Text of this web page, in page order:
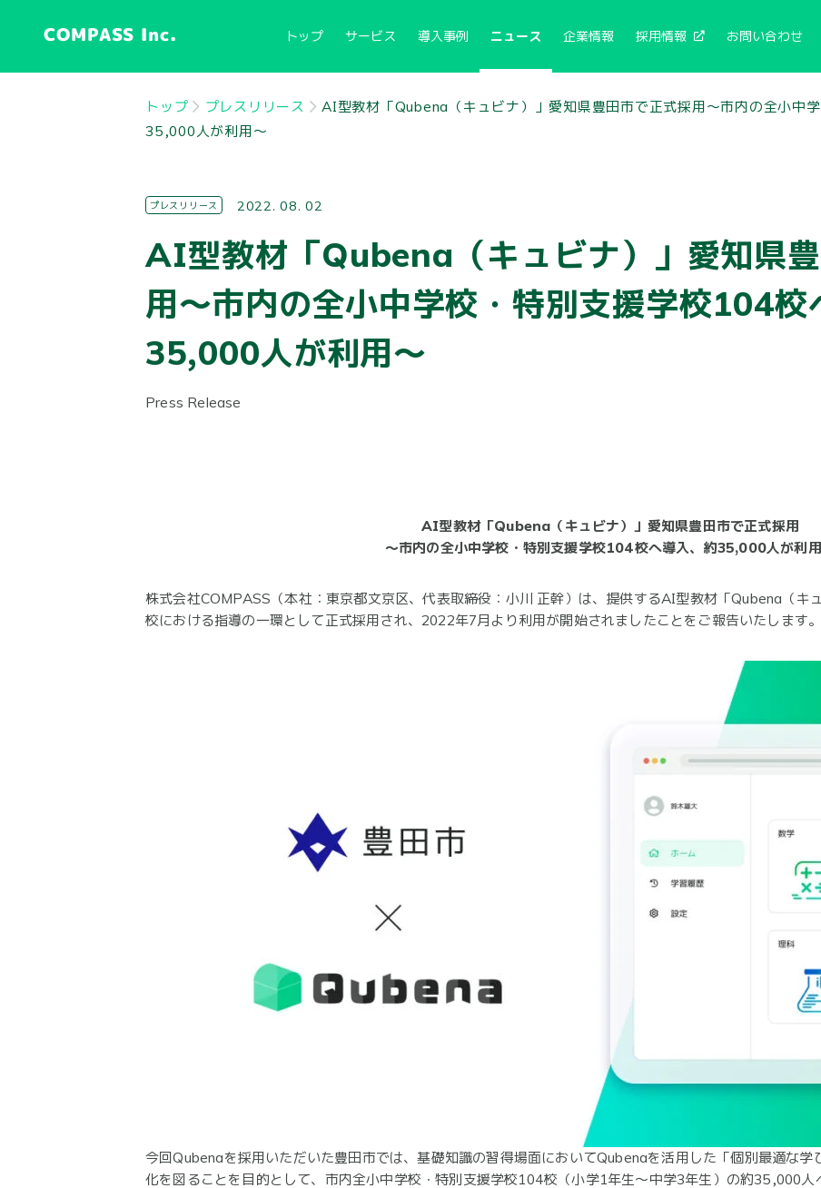
COMPASS Inc. トップ サービス 導入事例 ニュース 企業情報 採用情報 お問い合わせ
トップ プレスリリース
AI型教材「Qubena（キュビナ）」愛知県豊田市で正式採用〜市内の全小中
35,000人が利用〜
プレスリリース 2022. 08. 02
AI型教材「Qubena（キュビナ）」愛知県
用〜市内の全小中学校・特別支援学校104校
35,000人が利用〜
Press Release
AI型教材「Qubena（キュビナ）」愛知県豊田市で正式採用
〜市内の全小中学校・特別支援学校104校へ導入、約35,000人が利
株式会社COMPASS（本社：東京都文京区、代表取締役：小川 正幹）は、提供するAI型教材「Qubena（キ
校における指導の一環として正式採用され、2022年7月より利用が開始されましたことをご報告いたします。
今回Qubenaを採用いただいた豊田市では、基礎知識の習得場面においてQubenaを活用した「個別最適な学
化を図ることを目的として、市内全小中学校・特別支援学校104校（小学1年生～中学3年生）の約35,000人